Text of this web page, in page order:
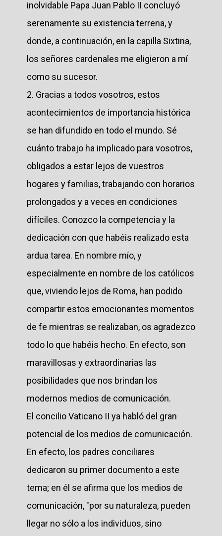
inolvidable Papa Juan Pablo II concluyó
serenamente su existencia terrena, y
donde, a continuación, en la capilla Sixtina,
los señores cardenales me eligieron a mí
como su sucesor.
2. Gracias a todos vosotros, estos
acontecimientos de importancia histórica
se han difundido en todo el mundo. Sé
cuánto trabajo ha implicado para vosotros,
obligados a estar lejos de vuestros
hogares y familias, trabajando con horarios
prolongados y a veces en condiciones
difíciles. Conozco la competencia y la
dedicación con que habéis realizado esta
ardua tarea. En nombre mío, y
especialmente en nombre de los católicos
que, viviendo lejos de Roma, han podido
compartir estos emocionantes momentos
de fe mientras se realizaban, os agradezco
todo lo que habéis hecho. En efecto, son
maravillosas y extraordinarias las
posibilidades que nos brindan los
modernos medios de comunicación.
El concilio Vaticano II ya habló del gran
potencial de los medios de comunicación.
En efecto, los padres conciliares
dedicaron su primer documento a este
tema; en él se afirma que los medios de
comunicación, "por su naturaleza, pueden
llegar no sólo a los individuos, sino